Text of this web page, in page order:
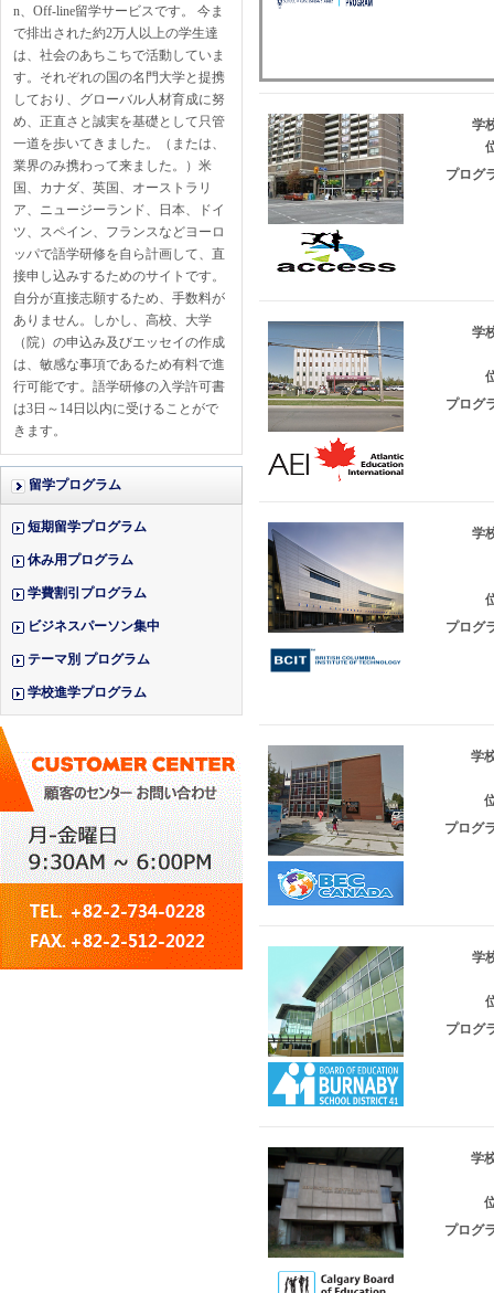
n、Off-line留学サービスです。 今ま
で排出された約2万人以上の学生達
は、社会のあちこちで活動していま
す。それぞれの国の名門大学と提携
しており、グローバル人材育成に努
め、正直さと誠実を基礎として只管
一道を歩いてきました。（または、
業界のみ携わって来ました。）米
国、カナダ、英国、オーストラリ
ア、ニュージーランド、日本、ドイ
ツ、スペイン、フランスなどヨーロ
ッパで語学研修を自ら計画して、直
接申し込みするためのサイトです。
自分が直接志願するため、手数料が
ありません。しかし、高校、大学
（院）の申込み及びエッセイの作成
は、敏感な事項であるため有料で進
行可能です。語学研修の入学許可書
は3日～14日以内に受けることがで
きます。
留学プログラム
短期留学プログラム
休み用プログラム
学費割引プログラム
ビジネスパーソン集中
テーマ別 プログラム
学校進学プログラム
学
プログ
学
プログ
学
プログ
学
プログ
学
プログ
学
プログ